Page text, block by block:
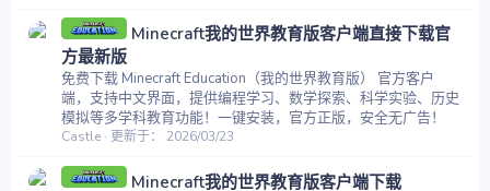
Minecraft我的世界教育版客户端直接下载官
方最新版
免费下载 Minecraft Education（我的世界教育版） 官方客户
端，支持中文界面，提供编程学习、数学探索、科学实验、历史
模拟等多学科教育功能！一键安装，官方正版，安全无广告！
Castle 更新于： 2026/03/23
Minecraft我的世界教育版客户端下载